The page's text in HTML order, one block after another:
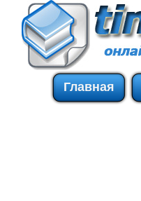
Главная